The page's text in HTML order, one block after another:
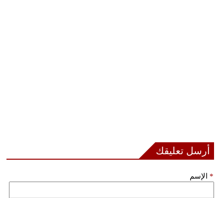
فيديو
أرسل تعليقك
الإسم *